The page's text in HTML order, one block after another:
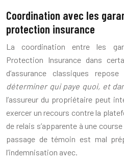
Coordination avec les
protection insurance
La coordination entre les
Protection Insurance dans
d’assurance classiques
déterminer qui paye quoi, et
l’assureur du propriétaire peut
exercer un recours contre la
de relais s’apparente à une
passage de témoin est mal
l’indemnisation avec.